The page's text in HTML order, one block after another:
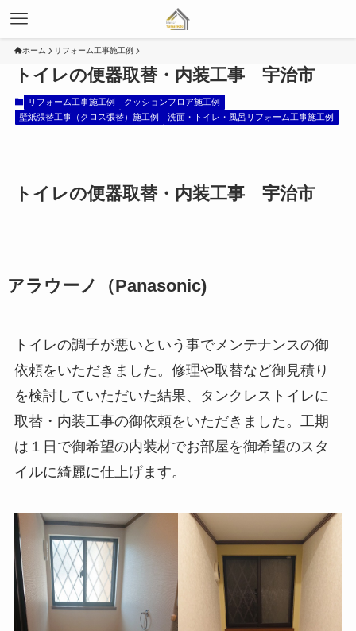
ホーム リフォーム工事施工例
トイレの便器取替・内装工事 宇治市
リフォーム工事施工例
クッションフロア施工例
壁紙張替工事（クロス張替）施工例
洗面・トイレ・風呂リフォーム工事施工例
トイレの便器取替・内装工事 宇治市
アラウーノ（Panasonic)
トイレの調子が悪いという事でメンテナンスの御
依頼をいただきました。修理や取替など御見積り
を検討していただいた結果、タンクレストイレに
取替・内装工事の御依頼をいただきました。工期
は１日で御希望の内装材でお部屋を御希望のスタ
イルに綺麗に仕上げます。